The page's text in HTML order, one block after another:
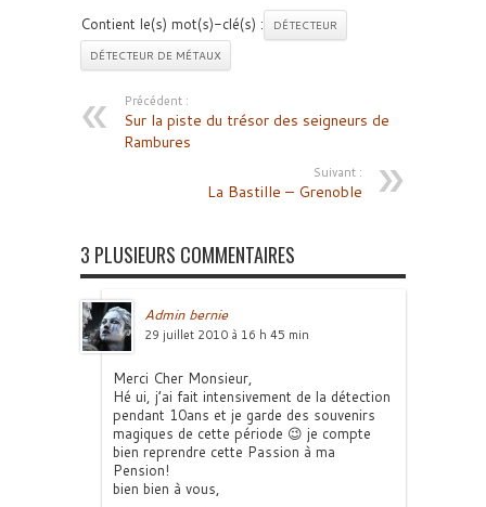
Contient le(s) mot(s)-clé(s) :
DÉTECTEUR
DÉTECTEUR DE MÉTAUX
Précédent :
Sur la piste du trésor des seigneurs de
Rambures
Suivant :
La Bastille – Grenoble
3 PLUSIEURS COMMENTAIRES
Admin bernie
29 juillet 2010 à 16 h 45 min
Merci Cher Monsieur,
Hé ui, j’ai fait intensivement de la détection
pendant 10ans et je garde des souvenirs
magiques de cette période 😉 je compte
bien reprendre cette Passion à ma
Pension!
bien bien à vous,